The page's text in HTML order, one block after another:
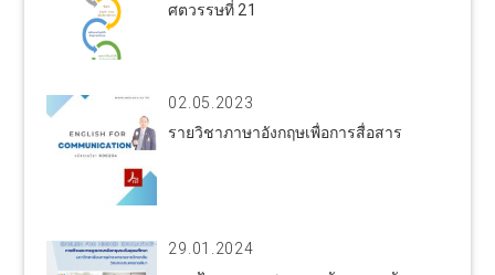
ศตวรรษที่ 21
02.05.2023
รายวิชาภาษาอังกฤษเพื่อการสื่อสาร
29.01.2024